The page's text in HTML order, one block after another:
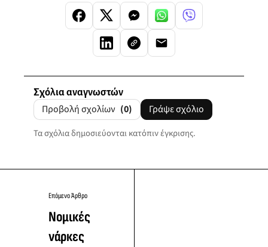
Σχόλια αναγνωστών
Προβολή σχολίων (0) Γράψε σχόλιο
Τα σχόλια δημοσιεύονται κατόπιν έγκρισης.
Επόμενο Άρθρο
Νομικές
νάρκες